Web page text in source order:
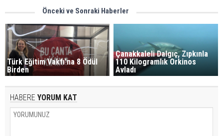
Önceki ve Sonraki Haberler
Türk Eğitim Vakfı'na 8 Ödül
Birden
Çanakkaleli Dalgıç, Zıpkınla
110 Kilogramlık Orkinos
Avladı
HABERE YORUM KAT